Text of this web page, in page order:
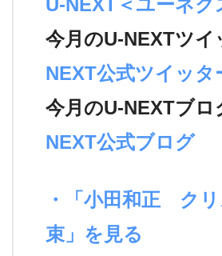
U-NEXT＜ユーネク
今月のU-NEXTツイ
NEXT公式ツイッタ
今月のU-NEXTブロ
NEXT公式ブログ
・「小田和正 ク
束」を見る